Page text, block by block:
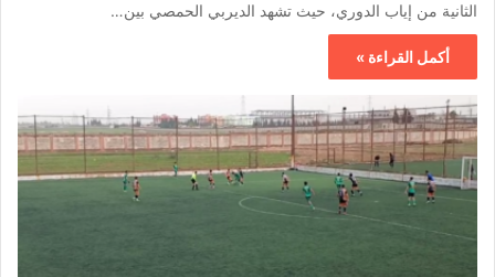
الثانية من إياب الدوري، حيث تشهد الديربي الحمصي بين…
أكمل القراءة »